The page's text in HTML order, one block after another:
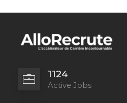
1124
Active Jobs